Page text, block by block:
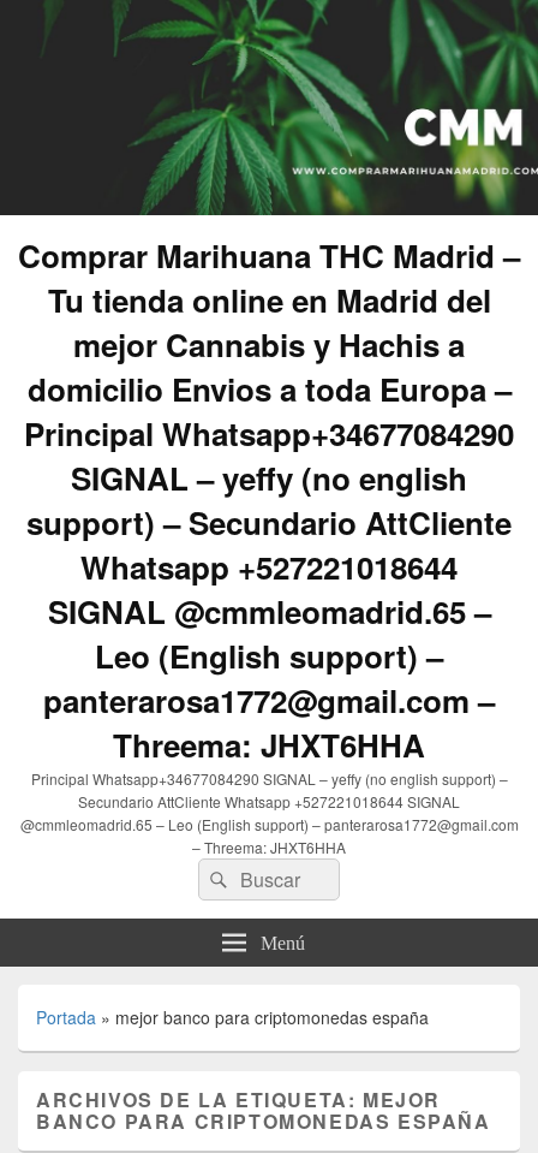
Comprar Marihuana THC Madrid –
Tu tienda online en Madrid del
mejor Cannabis y Hachis a
domicilio Envios a toda Europa –
Principal Whatsapp+34677084290
SIGNAL – yeffy (no english
support) – Secundario AttCliente
Whatsapp +527221018644
SIGNAL @cmmleomadrid.65 –
Leo (English support) –
panterarosa1772@gmail.com –
Threema: JHXT6HHA
Principal Whatsapp+34677084290 SIGNAL – yeffy (no english support) –
Secundario AttCliente Whatsapp +527221018644 SIGNAL
@cmmleomadrid.65 – Leo (English support) – panterarosa1772@gmail.com
– Threema: JHXT6HHA
Buscar
por:
Buscar
Menú
Portada » mejor banco para criptomonedas españa
ARCHIVOS DE LA ETIQUETA: MEJOR
BANCO PARA CRIPTOMONEDAS ESPAÑA